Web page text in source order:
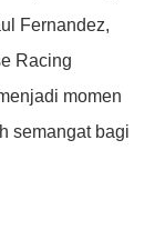
Fernandez,
Racing
momen
semangat bagi